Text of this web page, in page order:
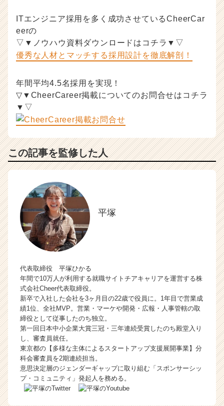
ITエンジニア採用を多く成功させているCheerCar
eerの
▽▼ノウハウ資料ダウンロードはコチラ▼▽
優秀な人材とマッチする採用設計を徹底解剖！
年間平均4.5名採用を実現！
▽▼CheerCareer掲載についてのお問合せはコチラ
▼▽
この記事を監修した人
平塚
代表取締役 平塚ひかる
年間で10万人が利用する就職サイトチアキャリアを運営する株
式会社Cheer代表取締役。
新卒で入社した会社を3ヶ月目の22歳で役員に。1年目で営業成
績1位、全社MVP。営業・マーケや開発・広報・人事管轄の取
締役として従事したのち独立。
第一回日本中小企業大賞三冠・三年連続受賞したのち殿堂入り
し、審査員就任。
東京都の【多様な主体によるスタートアップ支援展開事業】分
科会審査員を2期連続担当。
意思決定層のジェンダーギャップに取り組む「スポンサーシッ
プ・コミュニティ」発起人を務める。